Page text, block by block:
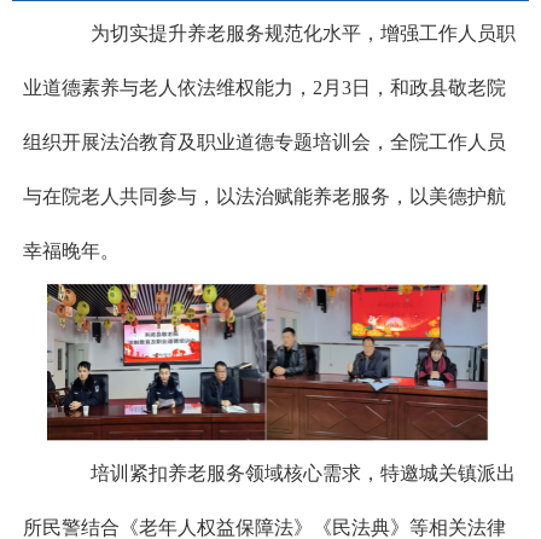
为切实提升养老服务规范化水平，增强工作人员职
业道德素养与老人依法维权能力，2月3日，和政县敬老院
组织开展法治教育及职业道德专题培训会，全院工作人员
与在院老人共同参与，以法治赋能养老服务，以美德护航
幸福晚年。
培训紧扣养老服务领域核心需求，特邀城关镇派出
所民警结合《老年人权益保障法》《民法典》等相关法律